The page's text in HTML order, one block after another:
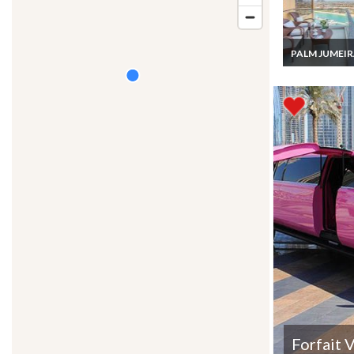
PALM
Location
vue sur Yacht
Palm Jumeirah
Forfait